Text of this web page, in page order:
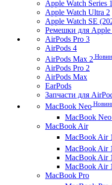
Apple Watch Series
Apple Watch Ultra 2
Apple Watch SE
Ремешки для Apple
AirPods Pro 3
AirPods 4
AirPods Max 2
AirPods Pro 2
AirPods Max
EarPods
Запчасти для
MacBook Neo
MacBook
MacBook Air
MacBook Air
MacBook Air
MacBook Air
MacBook Air
MacBook Pro